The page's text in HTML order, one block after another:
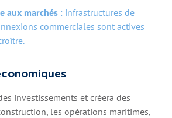
aux marchés : infrastructures de
commerciales sont actives
investissements et créera des
les opérations maritimes,